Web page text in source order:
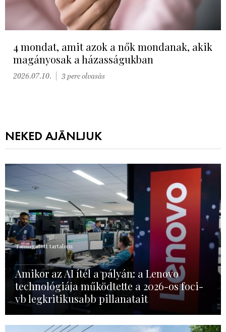
4 mondat, amit azok a nők mondanak, akik
magányosak a házasságukban
2026.07.10. 3 perc olvasás
NEKED AJÁNLJUK
Támogatott tartalom
Amikor az AI ítél a pályán: a Lenovo
technológiája működtette a 2026-os foci-
vb legkritikusabb pillanatait